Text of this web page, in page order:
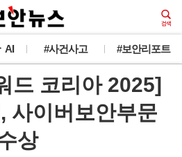
AI #사건사고 #보안리포트
드 코리아 2025]
사이버보안부문
상